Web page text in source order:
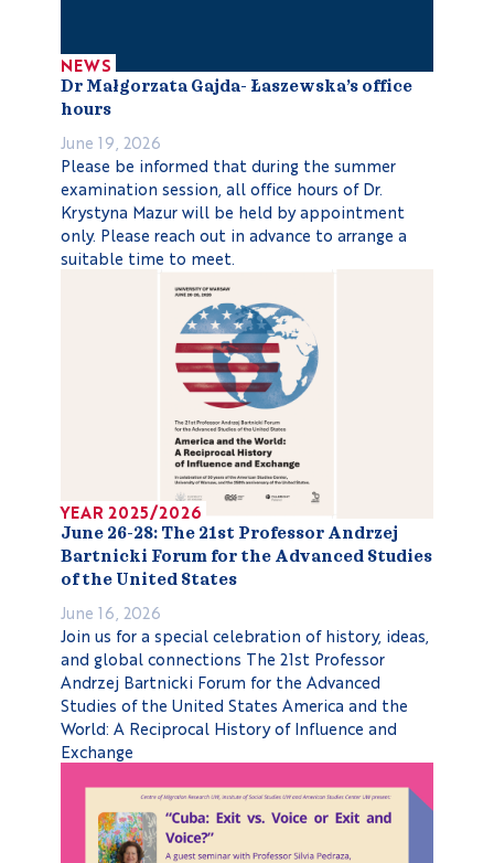
NEWS
Dr Małgorzata Gajda- Łaszewska’s office
hours
June 19, 2026
Please be informed that during the summer
examination session, all office hours of Dr.
Krystyna Mazur will be held by appointment
only. Please reach out in advance to arrange a
suitable time to meet.
YEAR 2025/2026
June 26-28: The 21st Professor Andrzej
Bartnicki Forum for the Advanced Studies
of the United States
June 16, 2026
Join us for a special celebration of history, ideas,
and global connections The 21st Professor
Andrzej Bartnicki Forum for the Advanced
Studies of the United States America and the
World: A Reciprocal History of Influence and
Exchange